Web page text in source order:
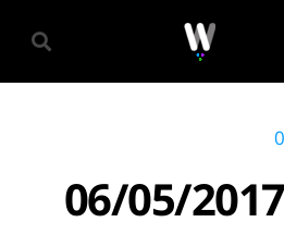
06/05/2017